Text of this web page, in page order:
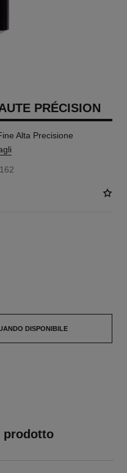
PRÉCISION
Alta Precisione
DISPONIBILE
prodotto